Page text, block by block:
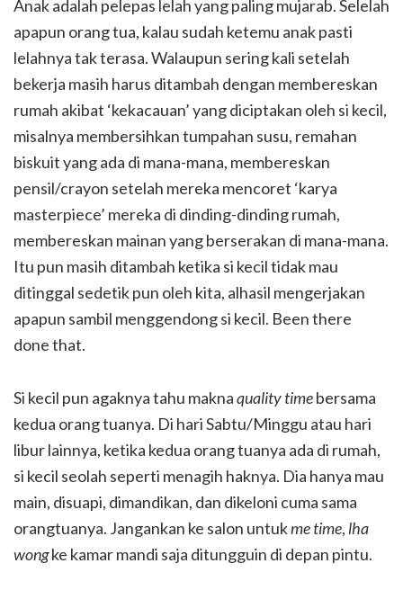
Anak adalah pelepas lelah yang paling mujarab. Selelah
apapun orang tua, kalau sudah ketemu anak pasti
lelahnya tak terasa. Walaupun sering kali setelah
bekerja masih harus ditambah dengan membereskan
rumah akibat ‘kekacauan’ yang diciptakan oleh si kecil,
misalnya membersihkan tumpahan susu, remahan
biskuit yang ada di mana-mana, membereskan
pensil/crayon setelah mereka mencoret ‘karya
masterpiece’ mereka di dinding-dinding rumah,
membereskan mainan yang berserakan di mana-mana.
Itu pun masih ditambah ketika si kecil tidak mau
ditinggal sedetik pun oleh kita, alhasil mengerjakan
apapun sambil menggendong si kecil. Been there
done that.
Si kecil pun agaknya tahu maknaquality timebersama
kedua orang tuanya. Di hari Sabtu/Minggu atau hari
libur lainnya, ketika kedua orang tuanya ada di rumah,
si kecil seolah seperti menagih haknya. Dia hanya mau
main, disuapi, dimandikan, dan dikeloni cuma sama
orangtuanya. Jangankan ke salon untukme time, lha
wongke kamar mandi saja ditungguin di depan pintu.